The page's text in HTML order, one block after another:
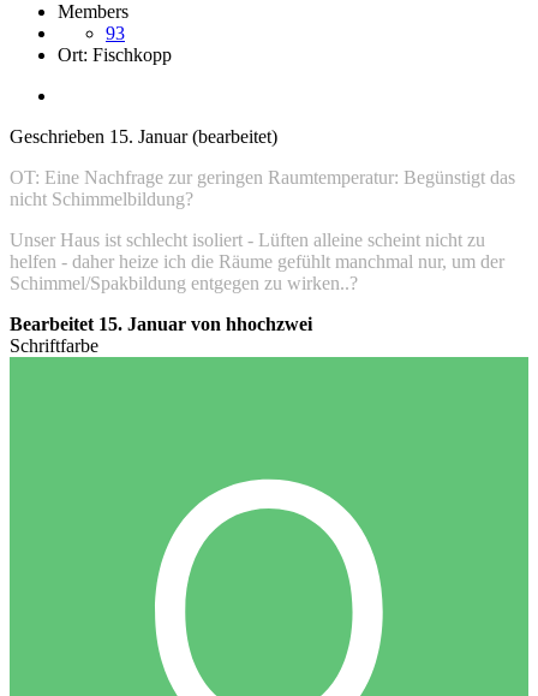
Members
93
Ort: Fischkopp
Geschrieben 15. Januar(bearbeitet)
OT: Eine Nachfrage zur geringen Raumtemperatur: Begünstigt das
nicht Schimmelbildung?
Unser Haus ist schlecht isoliert - Lüften alleine scheint nicht zu
helfen - daher heize ich die Räume gefühlt manchmal nur, um der
Schimmel/Spakbildung entgegen zu wirken..?
Bearbeitet 15. Januar von hhochzwei
Schriftfarbe